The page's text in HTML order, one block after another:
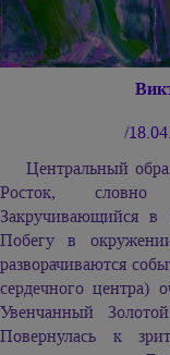
/
Центральный
Росток,
Закручивающийся в
Побегу в
разворачиваются
сердечного центра)
Увенчанный
Повернулась к